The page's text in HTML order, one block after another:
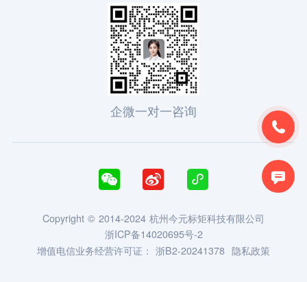


企微一对一咨询
  
Copyright © 2014-2024 杭州今元标矩科技有限公司
浙ICP备14020695号-2
增值电信业务经营许可证： 浙B2-20241378 隐私政策